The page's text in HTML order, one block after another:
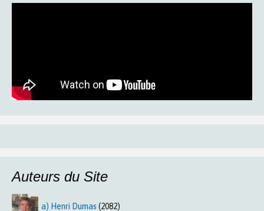
Auteurs du Site
a) Henri Dumas (2082)